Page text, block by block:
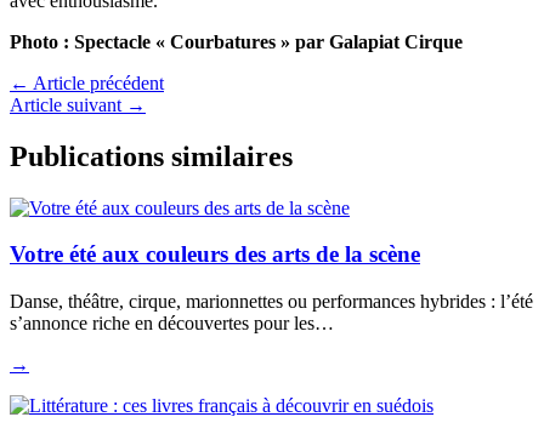
Photo : Spectacle « Courbatures » par Galapiat Cirque
← Article précédent
Article suivant →
Publications similaires
Votre été aux couleurs des arts de la scène
Danse, théâtre, cirque, marionnettes ou performances hybrides : l’été
s’annonce riche en découvertes pour les…
→